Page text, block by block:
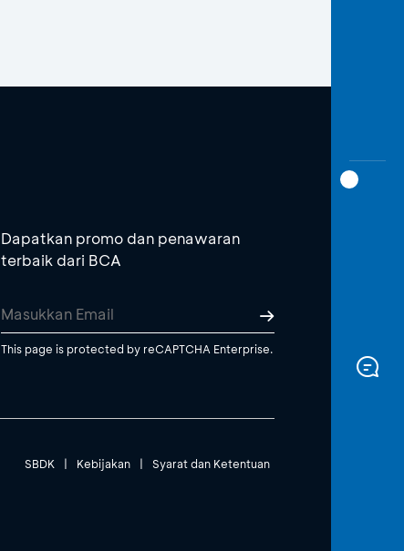
Dapatkan promo dan penawaran
terbaik dari BCA
This page is protected by reCAPTCHA Enterprise.
SBDK | Kebijakan | Syarat dan Ketentuan